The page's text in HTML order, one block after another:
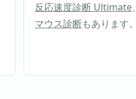
反応速度診断 Ultimate、
マウス診断もあります。